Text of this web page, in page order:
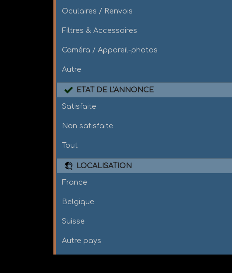
Oculaires / Renvois
Filtres & Accessoires
Caméra / Appareil-photos
Autre
ETAT DE L'ANNONCE
Satisfaite
Non satisfaite
Tout
LOCALISATION
France
Belgique
Suisse
Autre pays